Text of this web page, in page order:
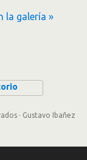
la galería »
· Gustavo Ibañez